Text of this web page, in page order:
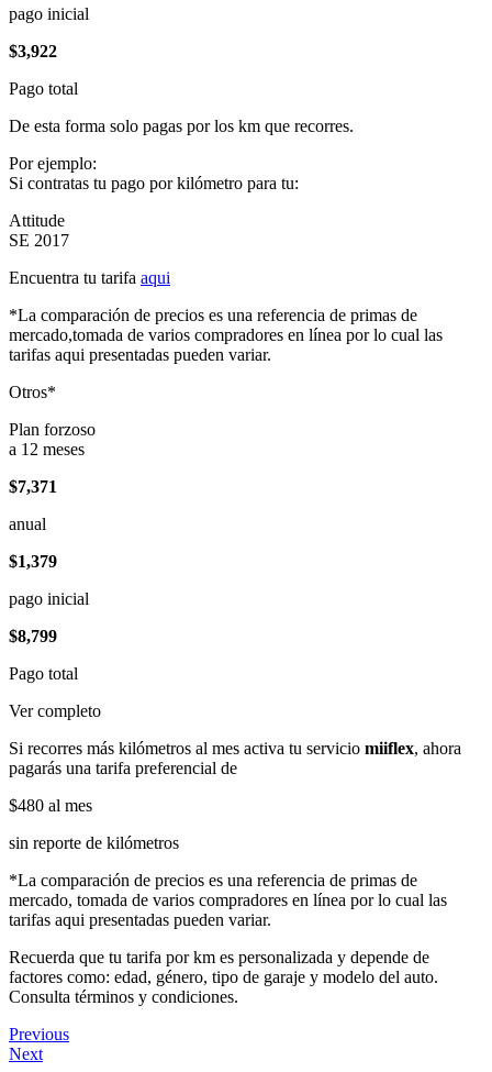
pago inicial
$3,922
Pago total
De esta forma solo pagas por los km que recorres.
Por ejemplo:
Si contratas tu pago por kilómetro para tu:
Attitude
SE 2017
Encuentra tu tarifa aqui
*La comparación de precios es una referencia de primas de
mercado,tomada de varios compradores en línea por lo cual las
tarifas aqui presentadas pueden variar.
Otros*
Plan forzoso
a 12 meses
$7,371
anual
$1,379
pago inicial
$8,799
Pago total
Ver completo
Si recorres más kilómetros al mes activa tu servicio miiflex, ahora
pagarás una tarifa preferencial de
$480 al mes
sin reporte de kilómetros
*La comparación de precios es una referencia de primas de
mercado, tomada de varios compradores en línea por lo cual las
tarifas aqui presentadas pueden variar.
Recuerda que tu tarifa por km es personalizada y depende de
factores como: edad, género, tipo de garaje y modelo del auto.
Consulta términos y condiciones.
Previous
Next